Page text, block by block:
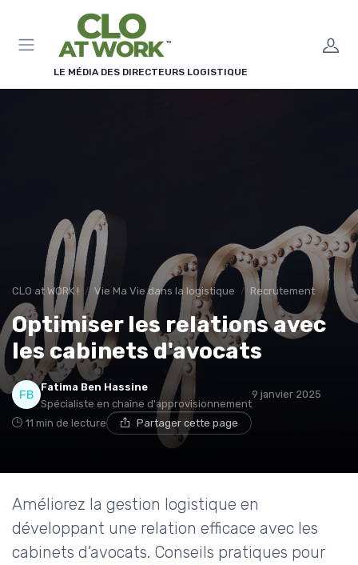
LE MÉDIA DES DIRECTEURS LOGISTIQUE
CLO at WORK ! Vie Ma Vie dans la logistique Recrutement
Optimiser les relations avec
les cabinets d'avocats
Fatima Ben Hassine
Spécialiste en chaîne d'approvisionnement
9 janvier 2025
11 min de lecture Partager cette page
Améliorez la gestion logistique en
développant une relation efficace avec les
cabinets d’avocats. Conseils pratiques pour
Panneau de gestion des cookies